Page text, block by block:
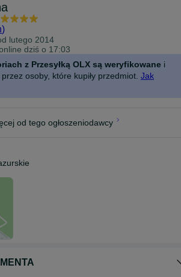
)
lutego 2014
dziś o 17:03
z Przesyłką OLX są weryfikowane i
osoby, które kupiły przedmiot. Jak
od tego ogłoszeniodawcy